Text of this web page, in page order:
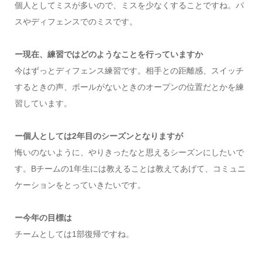
個人としてミスが多いので、ミスを少なくすることですね。パ
スやディフェンスでのミスです。
ー現在、練習ではどのようなことを行っていますか
今はずっとディフェンス練習です。相手との距離感、スイッチ
するときの声、ボールがないときのオープンの位置だとかを練
習しています。
ー個人としては2年目のシーズンとなりますが
悔いのないように、やりきったなと思えるシーズンにしたいで
す。Bチームの1年生には教えることは教えてあげて、コミュニ
ケーションをとっていきたいです。
ー今年の目標は
チームとしては1部復帰ですね。